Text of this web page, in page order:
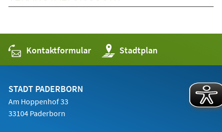
Kontaktformular Stadtplan
(Öffnet
in
einem
STADT PADERBORN
Am Hoppenhof 33
33104 Paderborn